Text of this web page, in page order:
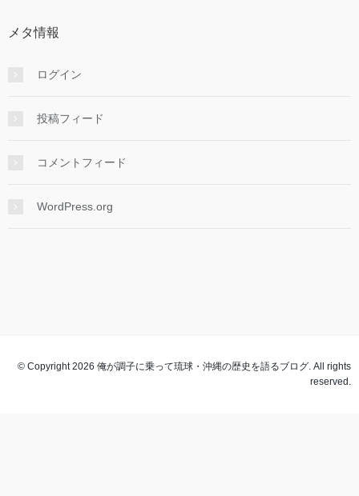
メタ情報
ログイン
投稿フィード
コメントフィード
WordPress.org
© Copyright 2026 俺が調子に乗って琉球・沖縄の歴史を語るブログ. All rights
reserved.